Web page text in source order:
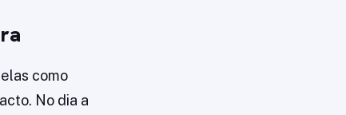
como
No dia a